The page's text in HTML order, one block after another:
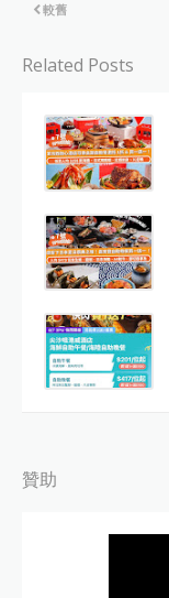
較舊
Related Posts
贊助